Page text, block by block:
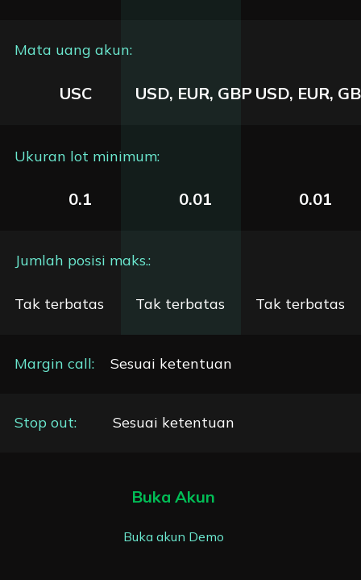
Mata uang akun:
USC USD, EUR, GBP USD, EUR,
Ukuran lot minimum:
0.1 0.01 0.01
Jumlah posisi maks.:
Tak terbatas Tak terbatas Tak terbatas
Margin call: Sesuai ketentuan
Stop out: Sesuai ketentuan
Buka Akun
Buka akun Demo